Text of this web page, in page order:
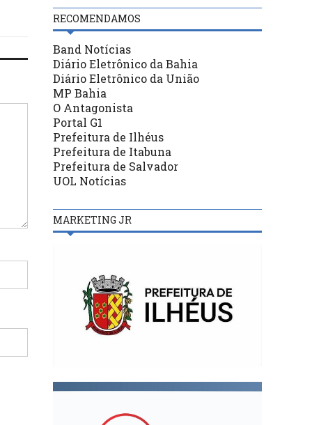
RECOMENDAMOS
Band Notícias
Diário Eletrônico da Bahia
Diário Eletrônico da União
MP Bahia
O Antagonista
Portal G1
Prefeitura de Ilhéus
Prefeitura de Itabuna
Prefeitura de Salvador
UOL Notícias
MARKETING JR